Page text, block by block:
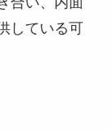
している可